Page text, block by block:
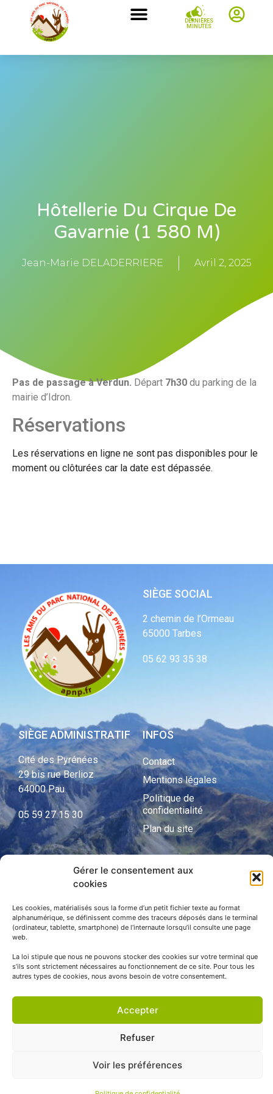
Gérer le consentement aux
cookies
Les cookies, matérialisés sous la forme d’un petit fichier texte au format
alphanumérique, se définissent comme des traceurs déposés dans le terminal
(ordinateur, tablette, smartphone) de l’internaute lorsqu’il consulte une page
web.
La loi stipule que nous ne pouvons stocker des cookies sur votre terminal que
s’ils sont strictement nécessaires au fonctionnement de ce site. Pour tous les
autres types de cookies, nous avons besoin de votre consentement.
Accepter
Refuser
Voir les préférences
DERNIÈRES
MINUTES
Hôtellerie Du Cirque De
Gavarnie (1 580 M)
Jean-Marie DELADERRIERE Avril 2, 2025
Pas de passage à Verdun. Départ 7h30 du parking de la
mairie d’Idron.
Réservations
Les réservations en ligne ne sont pas disponibles pour le
moment ou clôturées car la date est dépassée.
SIÈGE SOCIAL
2 chemin de l’Ormeau
65000 Tarbes
05 62 93 35 38
SIÈGE ADMINISTRATIF
Cité des Pyrénées
29 bis rue Berlioz
64000 Pau
05 59 27 15 30
INFOS
Contact
Mentions légales
Politique de
confidentialité
Plan du site
Parc national des Pyrénées
© APNP Copyright Tous droits réservés © 1970 - 2023 | Une
réalisation Happiness -Agence de communication